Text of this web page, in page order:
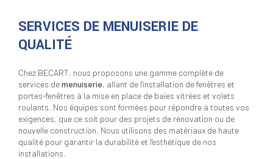
SERVICES DE MENUISERIE DE
QUALITÉ
Chez BECART, nous proposons une gamme complète de
services demenuiserie, allant de l'installation de fenêtres et
portes-fenêtres à la mise en place de baies vitrées et volets
roulants. Nos équipes sont formées pour répondre à toutes vos
exigences, que ce soit pour des projets de rénovation ou de
nouvelle construction. Nous utilisons des matériaux de haute
qualité pour garantir la durabilité et l'esthétique de nos
installations.